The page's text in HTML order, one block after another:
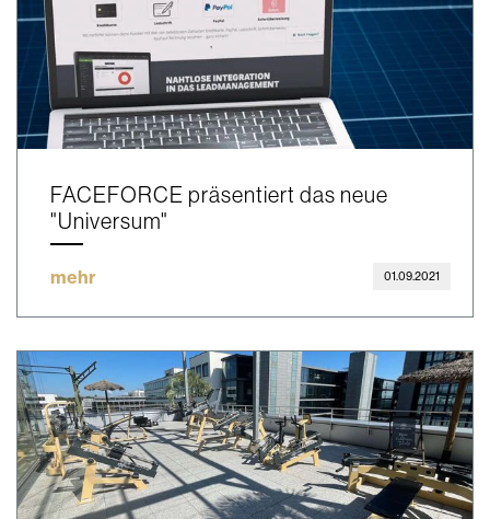
FACEFORCE präsentiert das neue
"Universum"
mehr 01.09.2021